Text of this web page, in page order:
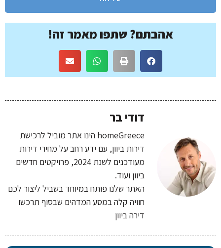
אהבתם? שתפו מאמר זה!
דודי בר
homeGreece הינו אתר מוביל לרכישת
דירות ביוון, עם ידע רחב על מחירי דירות
מעודכנים לשנת 2024, פרויקטים חדשים
ביוון ועוד.
האתר שלנו פותח במיוחד בשביל ליצור לכם
חוויה קלה במסע המדהים שבסוף תרכשו
דירה ביוון